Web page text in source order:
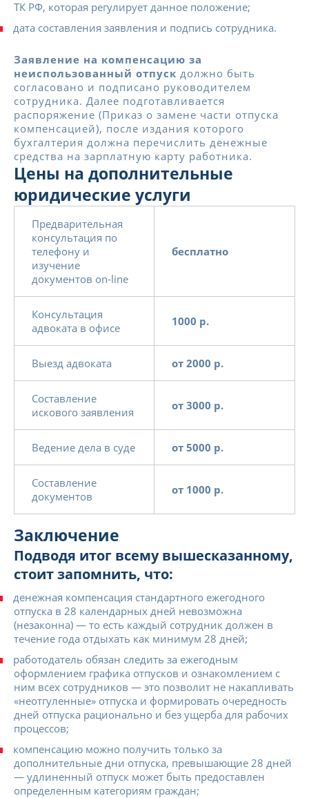
ТК РФ, которая регулирует данное положение;
дата составления заявления и подпись сотрудника.
Заявление на компенсацию за
неиспользованный отпуск должно быть
согласовано и подписано руководителем
сотрудника. Далее подготавливается
распоряжение (Приказ о замене части отпуска
компенсацией), после издания которого
бухгалтерия должна перечислить денежные
средства на зарплатную карту работника.
Цены на дополнительные
юридические услуги
Предварительная
консультация по
телефону и
изучение
документов on-line
бесплатно
Консультация
адвоката в офисе
1000 р.
Выезд адвоката от 2000 р.
Составление
искового заявления
от 3000 р.
Ведение дела в суде от 5000 р.
Составление
документов
от 1000 р.
Заключение
Подводя итог всему вышесказанному,
стоит запомнить, что:
денежная компенсация стандартного ежегодного
отпуска в 28 календарных дней невозможна
(незаконна) — то есть каждый сотрудник должен в
течение года отдыхать как минимум 28 дней;
работодатель обязан следить за ежегодным
оформлением графика отпусков и ознакомлением с
ним всех сотрудников — это позволит не накапливать
«неотгуленные» отпуска и формировать очередность
дней отпуска рационально и без ущерба для рабочих
процессов;
компенсацию можно получить только за
дополнительные дни отпуска, превышающие 28 дней
— удлиненный отпуск может быть предоставлен
определенным категориям граждан;